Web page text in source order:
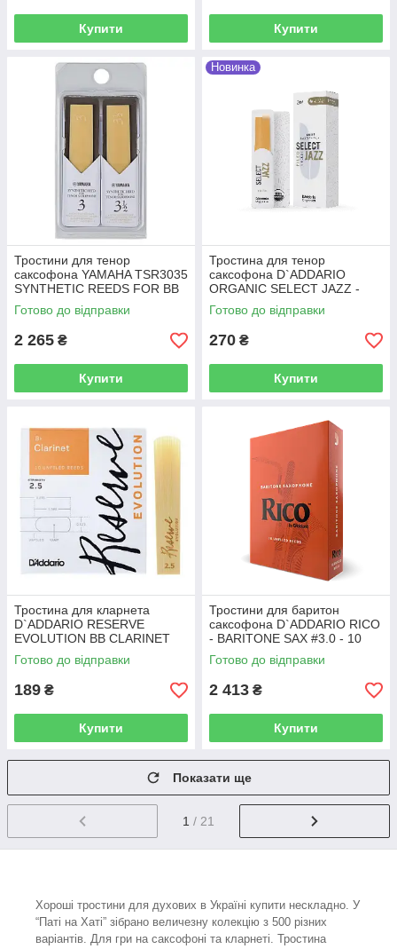
Купити Купити
Тростини для тенор
саксофона YAMAHA TSR3035
SYNTHETIC REEDS FOR BB
TENOR SAXOPHONE - #3.0
AND #3.5
Готово до відправки
2 265 ₴
Купити
Новинка
Тростина для тенор
саксофона D`ADDARIO
ORGANIC SELECT JAZZ -
TENOR SAX FILED 2M - (1
ШТ)
Готово до відправки
270 ₴
Купити
Тростина для кларнета
D`ADDARIO RESERVE
EVOLUTION BB CLARINET
#2.5 (1ШТ)
Готово до відправки
189 ₴
Купити
Тростини для баритон
саксофона D`ADDARIO RICO
- BARITONE SAX #3.0 - 10
PACK
Готово до відправки
2 413 ₴
Купити
Показати ще
1 / 21
Хороші тростини для духових в Україні купити нескладно. У
“Паті на Хаті” зібрано величезну колекцію з 500 різних
варіантів. Для гри на саксофоні та кларнеті. Тростина